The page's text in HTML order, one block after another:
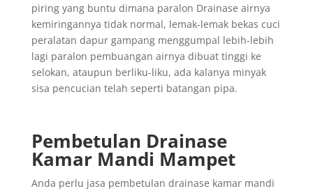
piring yang buntu dimana paralon Drainase airnya
kemiringannya tidak normal, lemak-lemak bekas cuci
peralatan dapur gampang menggumpal lebih-lebih
lagi paralon pembuangan airnya dibuat tinggi ke
selokan, ataupun berliku-liku, ada kalanya minyak
sisa pencucian telah seperti batangan pipa.
Pembetulan Drainase
Kamar Mandi Mampet
Anda perlu jasa pembetulan drainase kamar mandi